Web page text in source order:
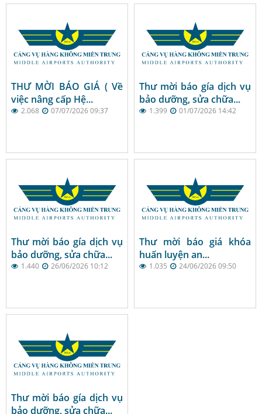
THƯ MỜI BÁO GIÁ ( Về
việc nâng cấp Hệ...
2.068 07/07/2026 09:37
Thư mời báo gía dịch vụ
bảo dưỡng, sửa chữa...
1.399 01/07/2026 14:42
Thư mời báo gía dịch vụ
bảo dưỡng, sửa chữa...
1.440 26/06/2026 10:12
Thư mời báo giá khóa
huấn luyện an...
1.035 24/06/2026 09:50
Thư mời báo gía dịch vụ
bảo dưỡng, sửa chữa...